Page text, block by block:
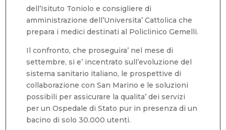
dell’Isituto Toniolo e consigliere di
amministrazione dell’Universita’ Cattolica che
prepara i medici destinati al Policlinico Gemelli.
Il confronto, che proseguira’ nel mese di
settembre, si e’ incentrato sull’evoluzione del
sistema sanitario italiano, le prospettive di
collaborazione con San Marino e le soluzioni
possibili per assicurare la qualita’ dei servizi
per un Ospedale di Stato pur in presenza di un
bacino di solo 30.000 utenti.